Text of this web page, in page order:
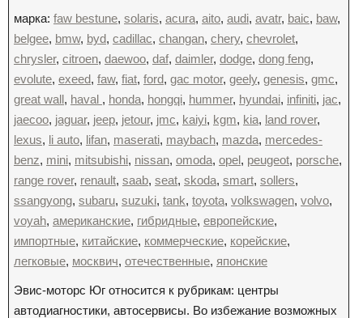
марка: faw bestune, solaris, acura, aito, audi, avatr, baic, baw,
belgee, bmw, byd, cadillac, changan, chery, chevrolet,
chrysler, citroen, daewoo, daf, daimler, dodge, dong feng,
evolute, exeed, faw, fiat, ford, gac motor, geely, genesis, gmc,
great wall, haval , honda, hongqi, hummer, hyundai, infiniti, jac,
jaecoo, jaguar, jeep, jetour, jmc, kaiyi, kgm, kia, land rover,
lexus, li auto, lifan, maserati, maybach, mazda, mercedes-
benz, mini, mitsubishi, nissan, omoda, opel, peugeot, porsche,
range rover, renault, saab, seat, skoda, smart, sollers,
ssangyong, subaru, suzuki, tank, toyota, volkswagen, volvo,
voyah, американские, гибридные, европейские,
импортные, китайские, коммерческие, корейские,
легковые, москвич, отечественные, японские
Эвис-моторс Юг относится к рубрикам: центры
автодиагностики, автосервисы. Во избежание возможных